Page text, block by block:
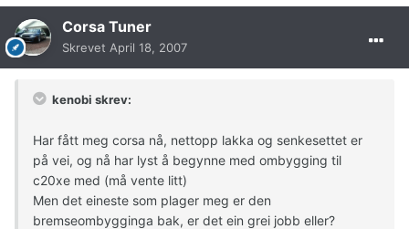
Corsa Tuner
Skrevet April 18, 2007
kenobi skrev:
Har fått meg corsa nå, nettopp lakka og senkesettet er
på vei, og nå har lyst å begynne med ombygging til
c20xe med (må vente litt)
Men det eineste som plager meg er den
bremseombygginga bak, er det ein grei jobb eller?